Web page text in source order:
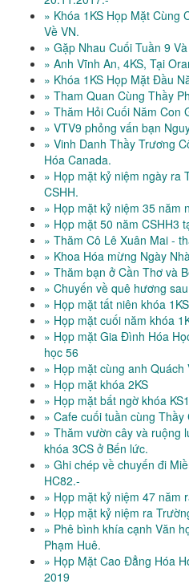
» Khóa 1KS Họp Mặt Cùng
Về VN.
» Gặp Nhau Cuối Tuần 9
» Anh Vĩnh An, 4KS, Tại
» Khóa 1KS Họp Mặt Đầu
» Tham Quan Cùng Thầy
» Thăm Hỏi Cuối Năm Con
» VTV9 phỏng vấn bạn
» Vinh Danh Thầy Trương
Hóa Canada.
» Họp mặt kỷ niệm ngày ra
CSHH.
» Họp mặt kỷ niệm 35 năm
» Họp mặt 50 năm CSHH3
» Thăm Cô Lê Xuân Mai -
» Khoa Hóa mừng Ngày
» Thăm bạn ở Cần Thơ và
» Chuyến về quê hương
» Họp mặt tất niên khóa 1KS
» Họp mặt cuối năm khóa
» Họp mặt Gia Đình Hóa
học 56
» Họp mặt cùng anh
» Họp mặt khóa 2KS
» Họp mặt bất ngờ khóa
» Cafe cuối tuần cùng
» Thăm vườn cây và ruộng
khóa 3CS ở Bến lức.
» Ghi chép về chuyến đi
HC82.-
» Họp mặt kỷ niệm 47 năm
» Họp mặt kỷ niệm ra
» Phê bình khía cạnh Văn
Phạm Huê.
» Họp Mặt Cao Đẳng Hóa
2019